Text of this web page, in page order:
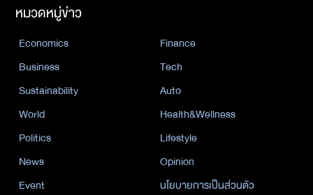
หมวดหมู่ข่าว
Economics
Finance
Business
Tech
Sustainability
Auto
World
Health&Wellness
Politics
Lifestyle
News
Opinion
Event
นโยบายการเป็นส่วนตัว